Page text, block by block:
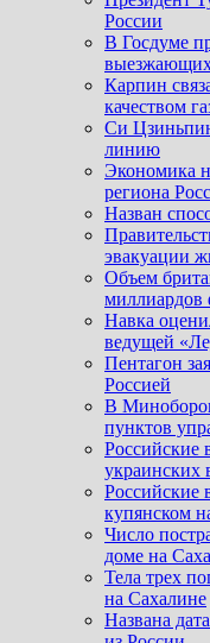
России
В Госдуме
выезжающих
Карпин
качеством
Си
линию
Экономика
региона
Назван
эвакуации
Объем
миллиардов
Навка
ведущей
Пентагон
Россией
В
пунктов
Российские
Российские
купянском
Число
доме на
Тела трех
на Сахалине
Названа